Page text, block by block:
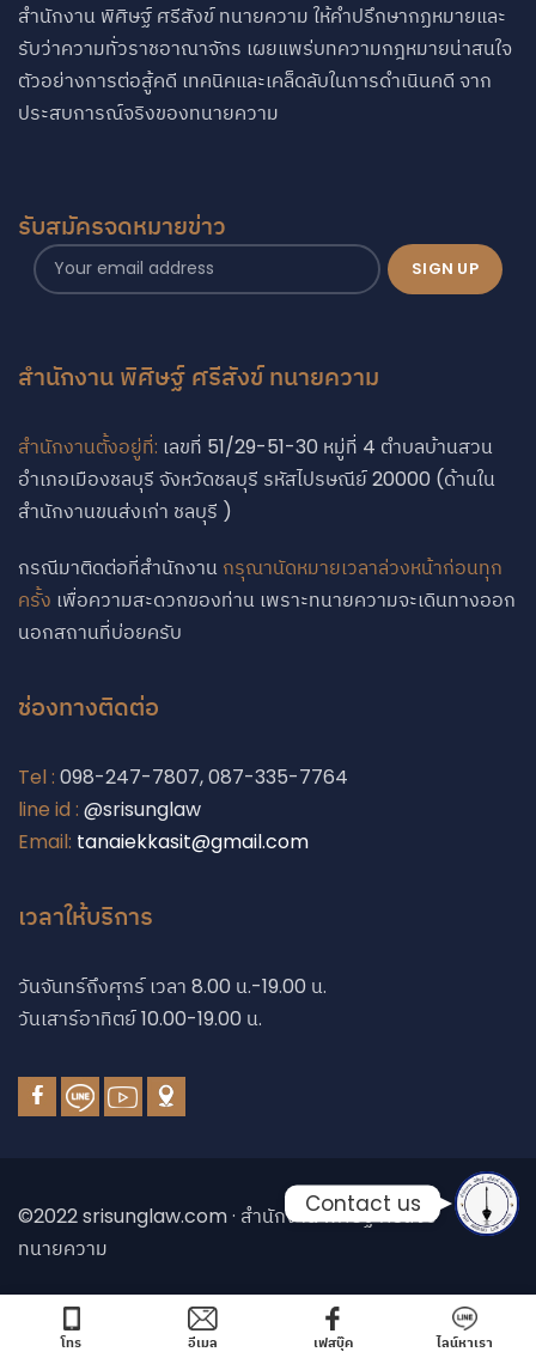
สำนักงาน พิศิษฐ์ ศรีสังข์ ทนายความ ให้คำปรึกษากฏหมายและ
รับว่าความทั่วราชอาณาจักร เผยแพร่บทความกฎหมายน่าสนใจ
ตัวอย่างการต่อสู้คดี เทคนิคและเคล็ดลับในการดำเนินคดี จาก
ประสบการณ์จริงของทนายความ
รับสมัครจดหมายข่าว
สำนักงาน พิศิษฐ์ ศรีสังข์ ทนายความ
สำนักงานตั้งอยู่ที่: เลขที่ 51/29-51-30 หมู่ที่ 4 ตำบลบ้านสวน
อำเภอเมืองชลบุรี จังหวัดชลบุรี รหัสไปรษณีย์ 20000 (ด้านใน
สำนักงานขนส่งเก่า ชลบุรี )
กรณีมาติดต่อที่สำนักงาน กรุณานัดหมายเวลาล่วงหน้าก่อนทุก
ครั้ง เพื่อความสะดวกของท่าน เพราะทนายความจะเดินทางออก
นอกสถานที่บ่อยครับ
ช่องทางติดต่อ
Tel : 098-247-7807, 087-335-7764
line id : @srisunglaw
Email: tanaiekkasit@gmail.com
เวลาให้บริการ
วันจันทร์ถึงศุกร์ เวลา 8.00 น.-19.00 น.
วันเสาร์อาทิตย์ 10.00-19.00 น.
©2022 srisunglaw.com · สำนักงาน พิศิษฐ์ ศรีสังข์
ทนายความ
โทร อีเมล เฟสบุ๊ค ไลน์หาเรา
Contact us